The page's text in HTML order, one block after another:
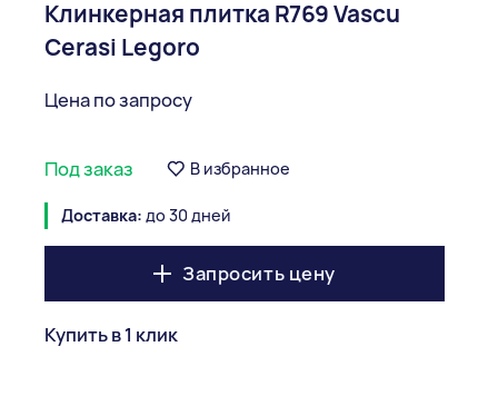
Клинкерная плитка R769 Vascu
Cerasi Legoro
Цена по запросу
Под заказ В избранное
Доставка: до 30 дней
Запросить цену
Купить в 1 клик